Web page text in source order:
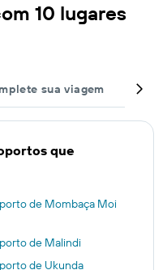
10 lugares
sua viagem
que
de Mombaça Moi
de Malindi
de Ukunda